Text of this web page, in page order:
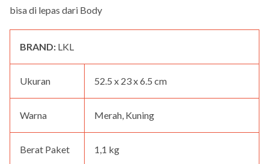
bisa di lepas dari Body
BRAND: LKL
Ukuran 52.5 x 23 x 6.5 cm
Warna Merah, Kuning
Berat Paket 1,1 kg